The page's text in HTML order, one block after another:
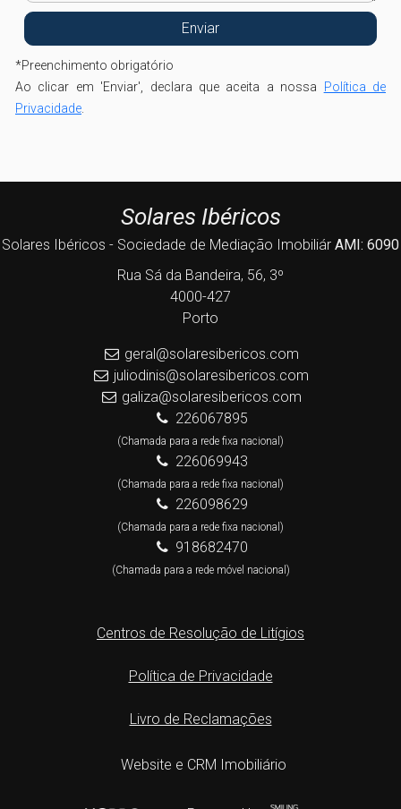
*Preenchimento obrigatório
Ao clicar em 'Enviar', declara que aceita a nossa Política de
Privacidade
Solares Ibéricos
Solares Ibéricos - Sociedade de Mediação Imobiliár AMI: 6090
Rua Sá da Bandeira, 56, 3º
4000-427
Porto
geral@solaresibericos.com
juliodinis@solaresibericos.com
galiza@solaresibericos.com
226067895
(Chamada para a rede fixa nacional)
226069943
(Chamada para a rede fixa nacional)
226098629
(Chamada para a rede fixa nacional)
918682470
(Chamada para a rede móvel nacional)
Centros de Resolução de Litígios
Política de Privacidade
Livro de Reclamações
Website e CRM Imobiliário